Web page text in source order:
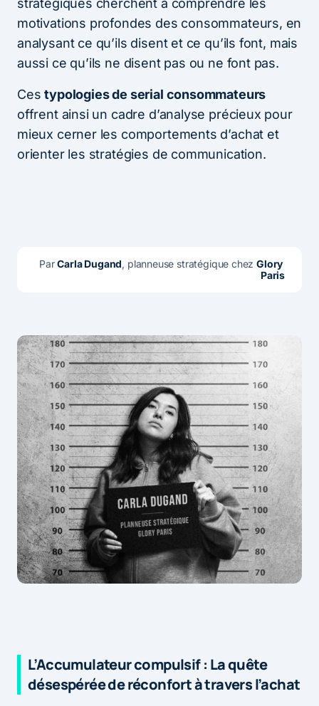
stratégiques cherchent à comprendre les
motivations profondes des consommateurs, en
analysant ce qu’ils disent et ce qu’ils font, mais
aussi ce qu’ils ne disent pas ou ne font pas.
Cestypologies de serial consommateurs
offrent ainsi un cadre d’analyse précieux pour
mieux cerner les comportements d’achat et
orienter les stratégies de communication.
Par Carla Dugand, planneuse stratégique chez Glory
Paris
L’Accumulateur compulsif : La quête
désespérée de réconfort à travers l’achat